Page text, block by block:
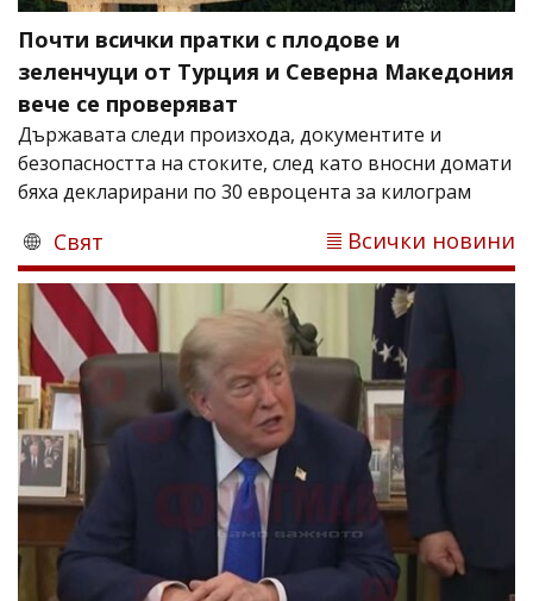
Почти всички пратки с плодове и
зеленчуци от Турция и Северна Македония
вече се проверяват
Държавата следи произхода, документите и
безопасността на стоките, след като вносни домати
бяха декларирани по 30 евроцента за килограм
Свят Всички новини